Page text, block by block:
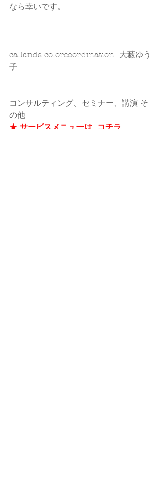
なら幸いです。
callands colorcoordination  大藪ゆう
子
コンサルティング、セミナー、講演 そ
の他
★ サービスメニューは  コチラ